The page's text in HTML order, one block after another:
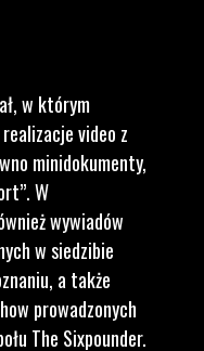
w którym
video z
minidokumenty,
W
wywiadów
w siedzibie
a także
prowadzonych
The Sixpounder.